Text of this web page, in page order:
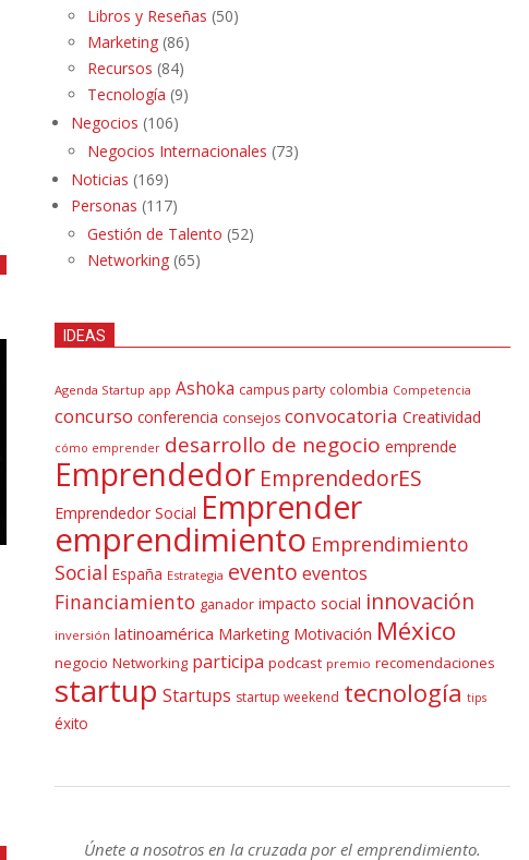
Libros y Reseñas (50)
Marketing (86)
Recursos (84)
Tecnología (9)
Negocios (106)
Negocios Internacionales (73)
Noticias (169)
Personas (117)
Gestión de Talento (52)
Networking (65)
IDEAS
Agenda Startup app Ashoka campus party colombia Competencia
concurso conferencia consejos convocatoria Creatividad
cómo emprender desarrollo de negocio emprende
Emprendedor EmprendedorES
Emprendedor Social Emprender
emprendimiento Emprendimiento
Social España Estrategia evento eventos
Financiamiento ganador impacto social innovación
inversión latinoamérica Marketing Motivación México
negocio Networking participa podcast premio recomendaciones
startup Startups startup weekend tecnología tips
éxito
Únete a nosotros en la cruzada por el emprendimiento.